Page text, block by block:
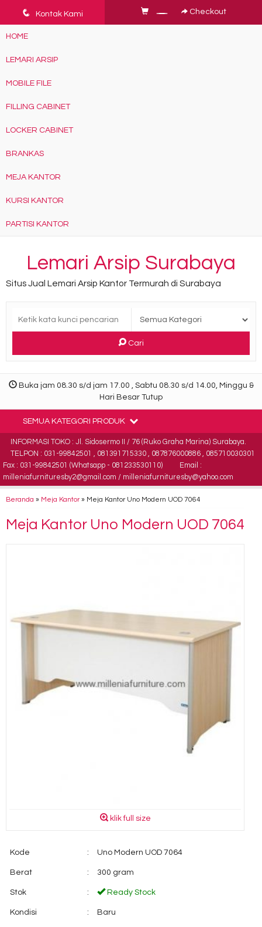
q Kontak Kami Checkout
HOME
LEMARI ARSIP
MOBILE FILE
FILLING CABINET
LOCKER CABINET
BRANKAS
MEJA KANTOR
KURSI KANTOR
PARTISI KANTOR
Lemari Arsip Surabaya
Situs Jual Lemari Arsip Kantor Termurah di Surabaya
Cari
Buka jam 08.30 s/d jam 17.00 , Sabtu 08.30 s/d 14.00, Minggu &
Hari Besar Tutup
SEMUA KATEGORI PRODUK
INFORMASI TOKO : Jl. Sidosermo II / 76 (Ruko Graha Marina) Surabaya.
TELPON : 031-99842501 , 081391715330 , 087876000886 , 085710030301
Fax : 031-99842501 (Whatsapp - 081233530110)
Email :
milleniafurnituresby2@gmail.com / milleniafurnituresby@yahoo.com
Beranda » Meja Kantor» Meja Kantor Uno Modern UOD 7064
Meja Kantor Uno Modern UOD 7064
klik full size
Kode : Uno Modern UOD 7064
Berat : 300 gram
Stok : Ready Stock
Kondisi : Baru